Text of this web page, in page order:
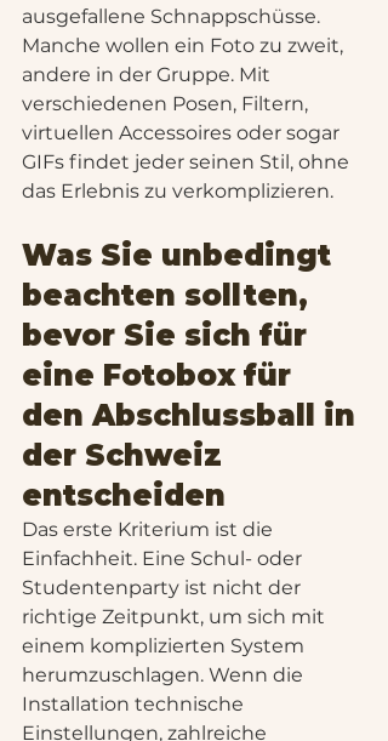
ausgefallene Schnappschüsse.
Manche wollen ein Foto zu zweit,
andere in der Gruppe. Mit
verschiedenen Posen, Filtern,
virtuellen Accessoires oder sogar
GIFs findet jeder seinen Stil, ohne
das Erlebnis zu verkomplizieren.
Was Sie unbedingt
beachten sollten,
bevor Sie sich für
eine Fotobox für
den Abschlussball in
der Schweiz
entscheiden
Das erste Kriterium ist die
Einfachheit. Eine Schul- oder
Studentenparty ist nicht der
richtige Zeitpunkt, um sich mit
einem komplizierten System
herumzuschlagen. Wenn die
Installation technische
Einstellungen, zahlreiche